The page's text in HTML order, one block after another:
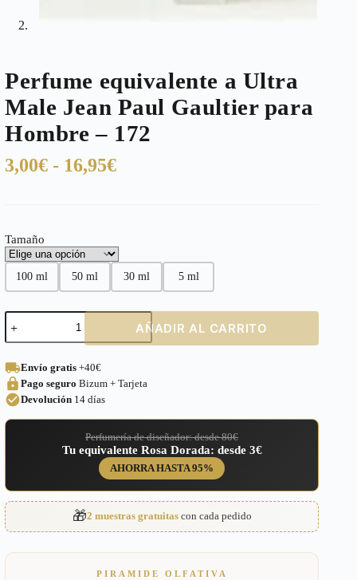
Perfume equivalente a Ultra
Male Jean Paul Gaultier para
Hombre – 172
3,00€ - 16,95€Rango
3,00€
hasta
16,95€
Tamaño
100 ml 50 ml 30 ml 5 ml
Perfume
equivalente
a
Male
Jean
Paul
para
AÑADIR AL CARRITO
Envío gratis +40€
Pago seguro Bizum + Tarjeta
Devolución 14 días
Perfumería de diseñador: desde 80€
Tu equivalente Rosa Dorada: desde 3€
AHORRA HASTA 95%
🎁2 muestras gratuitascon cada pedido
PIRAMIDE OLFATIVA